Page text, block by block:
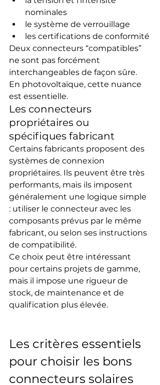
nominales
le système de verrouillage
les certifications de conformité
Deux connecteurs “compatibles”
ne sont pas forcément
interchangeables de façon sûre.
En photovoltaïque, cette nuance
est essentielle.
Les connecteurs
propriétaires ou
spécifiques fabricant
Certains fabricants proposent des
systèmes de connexion
propriétaires. Ils peuvent être très
performants, mais ils imposent
généralement une logique simple
: utiliser le connecteur avec les
composants prévus par le même
fabricant, ou selon ses instructions
de compatibilité.
Ce choix peut être intéressant
pour certains projets de gamme,
mais il impose une rigueur de
stock, de maintenance et de
qualification plus élevée.
Les critères essentiels
pour choisir les bons
connecteurs solaires